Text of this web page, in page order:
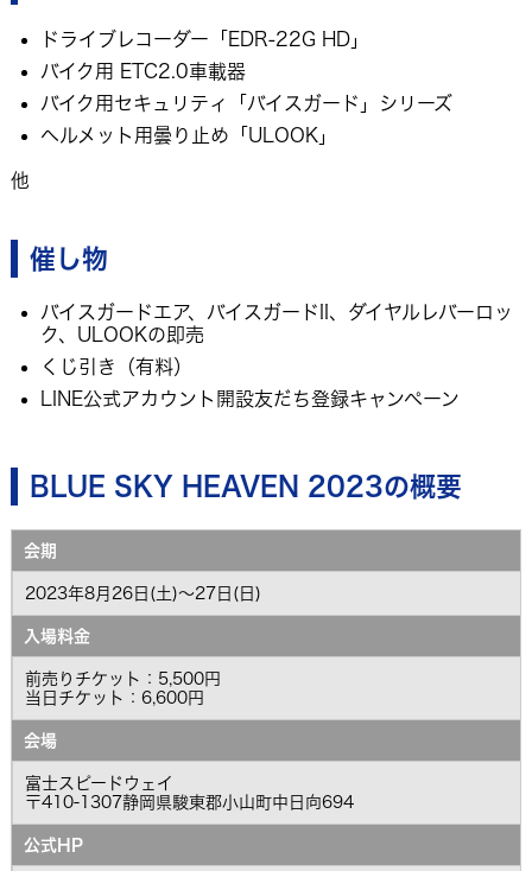
ドライブレコーダー「EDR-22G HD」
バイク用 ETC2.0車載器
バイク用セキュリティ「バイスガード」シリーズ
ヘルメット用曇り止め「ULOOK」
他
催し物
バイスガードエア、バイスガードII、ダイヤルレバーロッ
ク、ULOOKの即売
くじ引き（有料）
LINE公式アカウント開設友だち登録キャンペーン
BLUE SKY HEAVEN 2023の概要
会期
2023年8月26日(土)～27日(日)
入場料金
前売りチケット：5,500円
当日チケット：6,600円
会場
富士スピードウェイ
〒410-1307静岡県駿東郡小山町中日向694
公式HP